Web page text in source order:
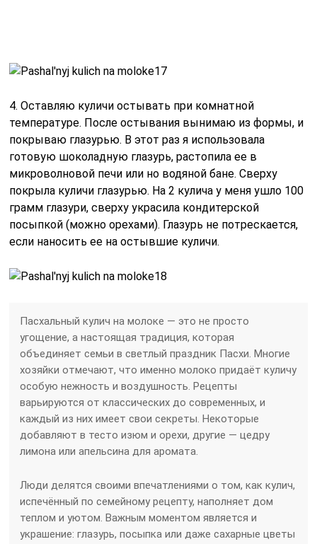
Пасхальный кулич на молоке — это не просто
угощение, а настоящая традиция, которая
объединяет семьи в светлый праздник Пасхи. Многие
особую нежность и воздушность. Рецепты
варьируются от классических до современных, и
каждый из них имеет свои секреты. Некоторые
добавляют в тесто изюм и орехи, другие — цедру
лимона или апельсина для аромата.
испечённый по семейному рецепту, наполняет дом
украшение: глазурь, посыпка или даже сахарные цветы
делают кулич не только вкусным, но и красивым.
Многие утверждают, что именно такой кулич
становится символом праздника, и его вкус
запоминается на всю жизнь.